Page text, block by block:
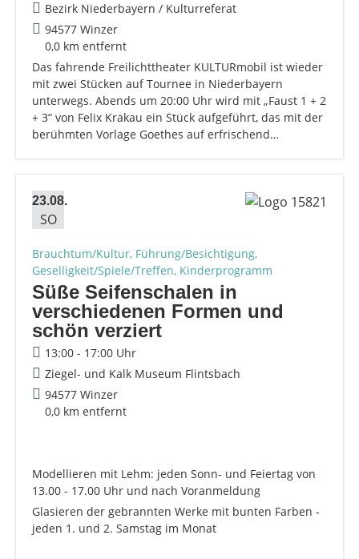
Bezirk Niederbayern / Kulturreferat
94577 Winzer
0,0 km entfernt
Das fahrende Freilichttheater KULTURmobil ist wieder
mit zwei Stücken auf Tournee in Niederbayern
unterwegs. Abends um 20:00 Uhr wird mit „Faust 1 + 2
+ 3“ von Felix Krakau ein Stück aufgeführt, das mit der
berühmten Vorlage Goethes auf erfrischend…
23.08.
SO
Brauchtum/Kultur, Führung/Besichtigung,
Geselligkeit/Spiele/Treffen, Kinderprogramm
Süße Seifenschalen in
verschiedenen Formen und
schön verziert
13:00 - 17:00 Uhr
Ziegel- und Kalk Museum Flintsbach
94577 Winzer
0,0 km entfernt
Modellieren mit Lehm: jeden Sonn- und Feiertag von
13.00 - 17.00 Uhr und nach Voranmeldung
Glasieren der gebrannten Werke mit bunten Farben -
jeden 1. und 2. Samstag im Monat